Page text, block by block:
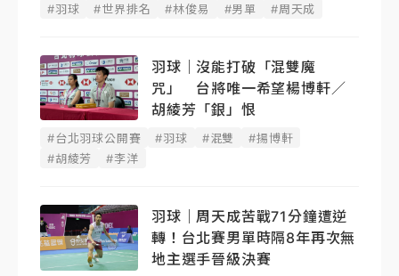
#羽球 #世界排名 #林俊易 #男單 #周天成
羽球｜沒能打破「混雙魔
咒」 台將唯一希望楊博軒／
胡綾芳「銀」恨
#台北羽球公開賽 #羽球 #混雙
#揚博軒
#胡綾芳
#李洋
羽球｜周天成苦戰71分鐘遭逆
轉！台北賽男單時隔8年再次無
地主選手晉級決賽